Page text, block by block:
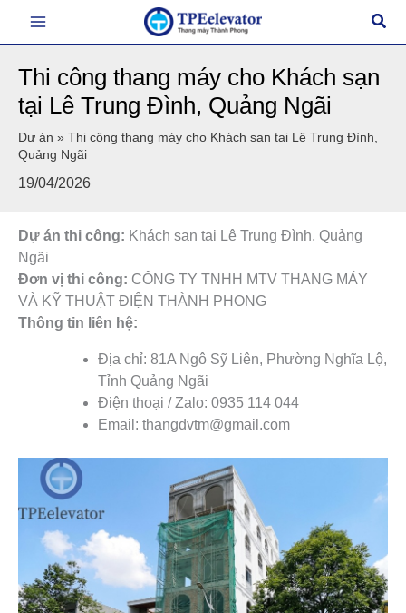
dung
Tìm
Thi công thang máy cho Khách sạn
tại Lê Trung Đình, Quảng Ngãi
Dự án » Thi công thang máy cho Khách sạn tại Lê Trung Đình,
Quảng Ngãi
19/04/2026
Dự án thi công: Khách sạn tại Lê Trung Đình, Quảng
Ngãi
Đơn vị thi công: CÔNG TY TNHH MTV THANG MÁY
VÀ KỸ THUẬT ĐIỆN THÀNH PHONG
Thông tin liên hệ:
Địa chỉ: 81A Ngô Sỹ Liên, Phường Nghĩa Lộ,
Tỉnh Quảng Ngãi
Điện thoại / Zalo: 0935 114 044
Email: thangdvtm@gmail.com